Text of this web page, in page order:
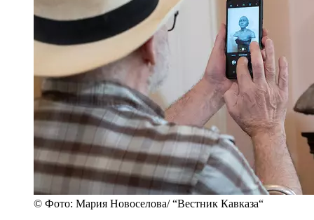
© Фото: Мария Новоселова/ “Вестник Кавказа“